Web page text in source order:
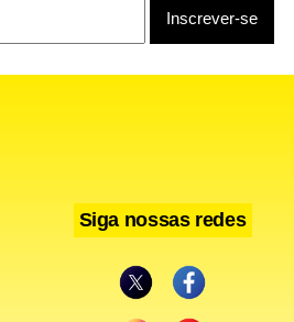
Siga nossas redes